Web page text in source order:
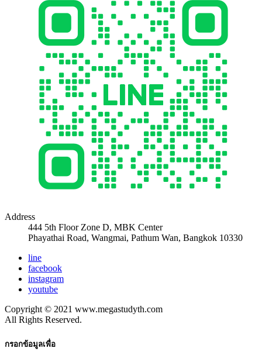
Address
444 5th Floor Zone D, MBK Center
Phayathai Road, Wangmai, Pathum Wan, Bangkok 10330
line
facebook
instagram
youtube
Copyright © 2021 www.megastudyth.com
All Rights Reserved.
กรอกข้อมูลเพื่อ